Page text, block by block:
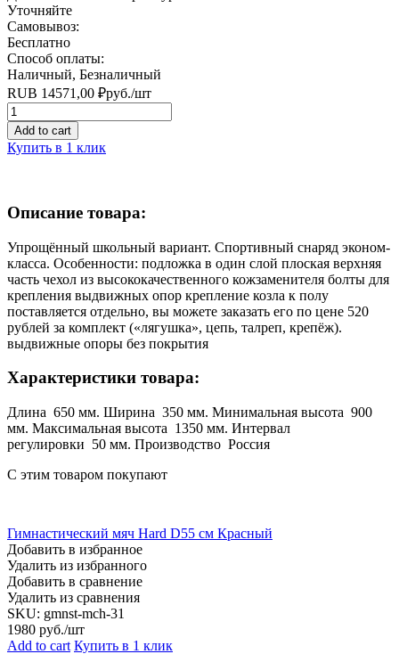
Уточняйте
Самовывоз:
Бесплатно
Способ оплаты:
Наличный, Безналичный
RUB 14571,00 ₽руб./шт
Quantity
Add to cart
Купить в 1 клик
Описание товара:
Упрощённый школьный вариант. Спортивный снаряд эконом-
класса. Особенности: подложка в один слой плоская верхняя
часть чехол из высококачественного кожзаменителя болты для
крепления выдвижных опор крепление козла к полу
поставляется отдельно, вы можете заказать его по цене 520
рублей за комплект («лягушка», цепь, талреп, крепёж).
выдвижные опоры без покрытия
Характеристики товара:
Длина 650 мм. Ширина 350 мм. Минимальная высота 900
мм. Максимальная высота 1350 мм. Интервал
регулировки 50 мм. Производство Россия
С этим товаром покупают
Гимнастический мяч Hard D55 см Красный
Добавить в избранное
Удалить из избранного
Добавить в сравнение
Удалить из сравнения
SKU: gmnst-mch-31
1980 руб./шт
Add to cart Купить в 1 клик